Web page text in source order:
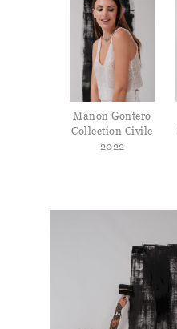
Manon Gontero
Collection Civile
2022